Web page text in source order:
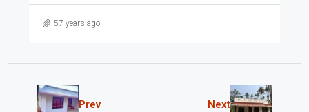
57 years ago
Prev Next